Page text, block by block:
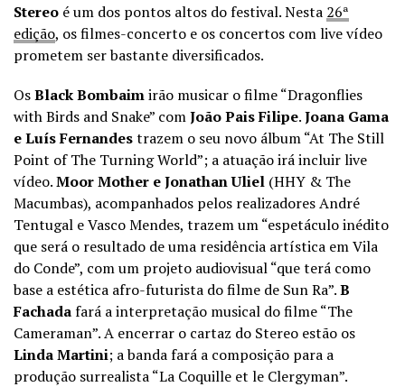
Stereo é um dos pontos altos do festival. Nesta 26ª
edição, os filmes-concerto e os concertos com live vídeo
prometem ser bastante diversificados.
OsBlack Bombaimirão musicar o filme “Dragonflies
with Birds and Snake” comJoão Pais Filipe.Joana Gama
e Luís Fernandestrazem o seu novo álbum “At The Still
Point of The Turning World”; a atuação irá incluir live
vídeo.Moor Mother e Jonathan Uliel (HHY & The
Macumbas), acompanhados pelos realizadores André
Tentugal e Vasco Mendes, trazem um “espetáculo inédito
que será o resultado de uma residência artística em Vila
do Conde”, com um projeto audiovisual “que terá como
base a estética afro-futurista do filme de Sun Ra”.B
Fachadafará a interpretação musical do filme “The
Cameraman”. A encerrar o cartaz do Stereo estão os
Linda Martini; a banda fará a composição para a
produção surrealista “La Coquille et le Clergyman”.